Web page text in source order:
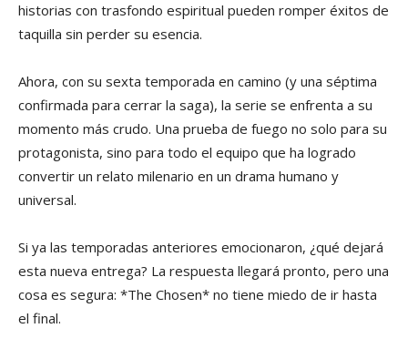
historias con trasfondo espiritual pueden romper éxitos de
taquilla sin perder su esencia.
Ahora, con su sexta temporada en camino (y una séptima
confirmada para cerrar la saga), la serie se enfrenta a su
momento más crudo. Una prueba de fuego no solo para su
protagonista, sino para todo el equipo que ha logrado
convertir un relato milenario en un drama humano y
universal.
Si ya las temporadas anteriores emocionaron, ¿qué dejará
esta nueva entrega? La respuesta llegará pronto, pero una
cosa es segura: *The Chosen* no tiene miedo de ir hasta
el final.